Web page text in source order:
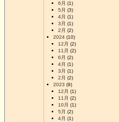
6月 (1)
5月 (3)
4月 (1)
3月 (1)
2月 (2)
2024 (10)
12月 (2)
11月 (2)
6月 (2)
4月 (1)
3月 (1)
2月 (2)
2023 (9)
12月 (1)
11月 (2)
10月 (1)
5月 (2)
4月 (1)